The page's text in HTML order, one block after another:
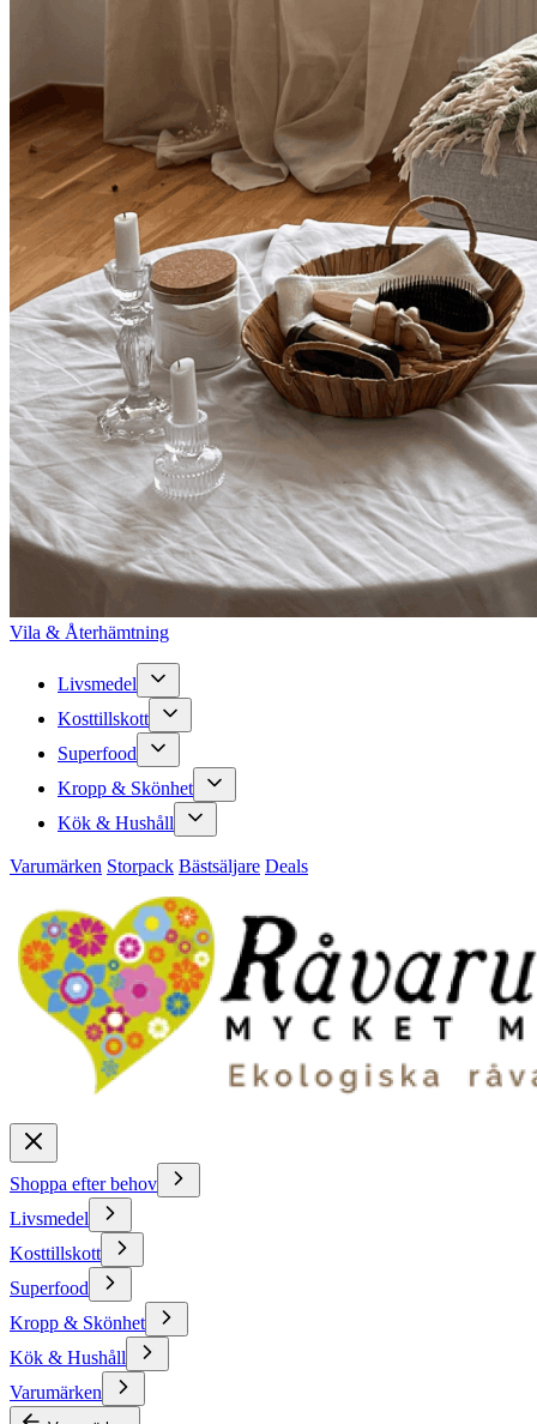
Vila & Återhämtning
Livsmedel
Kosttillskott
Superfood
Kropp & Skönhet
Kök & Hushåll
Varumärken Storpack Bästsäljare Deals
Shoppa efter behov
Livsmedel
Kosttillskott
Superfood
Kropp & Skönhet
Kök & Hushåll
Varumärken